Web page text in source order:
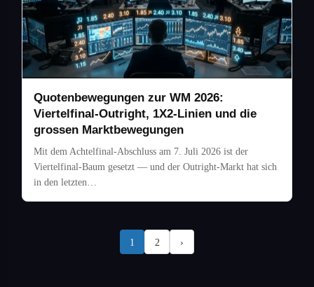
Quotenbewegungen zur WM 2026:
Viertelfinal-Outright, 1X2-Linien und die
grossen Marktbewegungen
Mit dem Achtelfinal-Abschluss am 7. Juli 2026 ist der
Viertelfinal-Baum gesetzt — und der Outright-Markt hat sich
in den letzten…
1 2 ›